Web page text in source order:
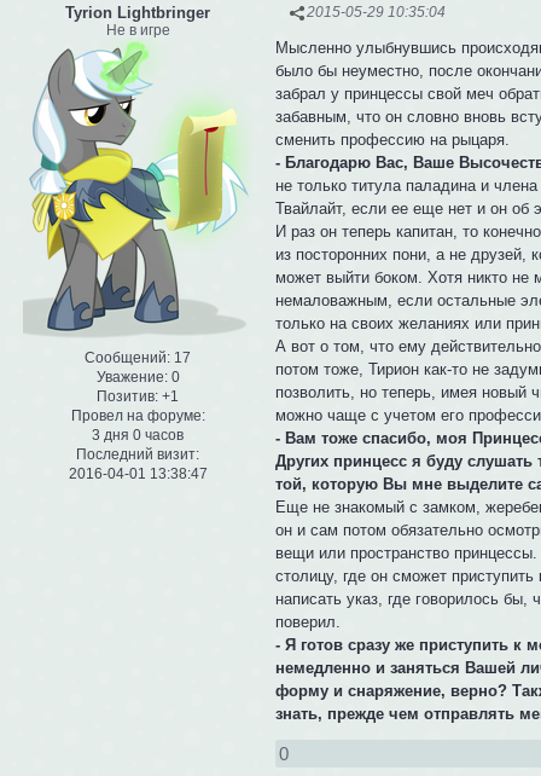
2015-05-29 10:35:04
Tyrion Lightbringer
Не в игре
Сообщений: 17
Уважение: 0
Позитив: +1
Провел на форуме:
3 дня 0 часов
Последний визит:
2016-04-01 13:38:47
Мысленно улыбнувшись
было бы неуместно, после
забрал у принцессы свой меч
забавным, что он словно вновь
сменить профессию на рыцаря.
- Благодарю Вас, Ваше
не только титула паладина и
Твайлайт, если ее еще нет и он об
И раз он теперь капитан, то
из посторонних пони, а не друзей,
может выйти боком. Хотя никто
немаловажным, если остальные
только на своих желаниях или
А вот о том, что ему
потом тоже, Тирион как-то не
позволить, но теперь, имея новый
можно чаще с учетом его
- Вам тоже спасибо, моя
Других принцесс я буду
той, которую Вы мне выделите
Еще не знакомый с замком,
он и сам потом обязательно
вещи или пространство
столицу, где он сможет
написать указ, где говорилось
поверил.
- Я готов сразу же приступить к
немедленно и заняться Вашей
форму и снаряжение, верно?
знать, прежде чем отправлять
0